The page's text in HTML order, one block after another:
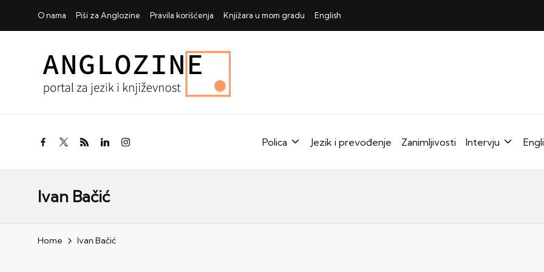
O nama Piši za Anglozine Pravila korišćenja Knjižara u mom gradu English
facebook.com
twitter.com
rss.comlinkedin.com
instagram.com Polica Jezik i prevođenje Zanimljivosti Intervju
Ivan Bačić
Home Ivan Bačić